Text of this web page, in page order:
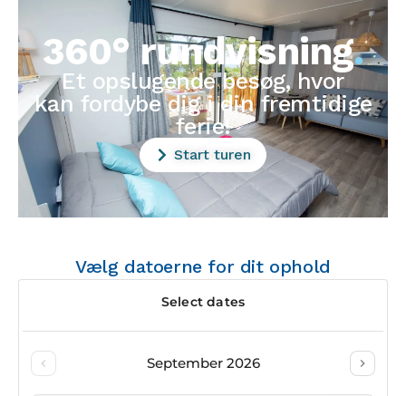
360° rundvisning.
Et opslugende besøg, hvor
kan fordybe dig i din fremtidige
ferie!
Start turen
Vælg datoerne for dit ophold